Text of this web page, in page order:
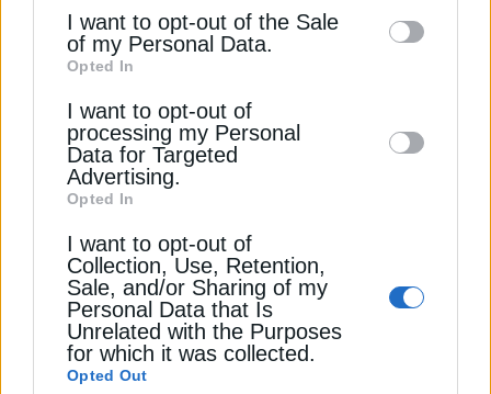
information may also be disclosed by us to
third parties on theIAB’s List of
Downstream Participants
disclose it to other third parties.
I want to opt-out of the Sale
of my Personal Data.
Opted In
I want to opt-out of
processing my Personal
Data for Targeted
Advertising.
Opted In
I want to opt-out of
Collection, Use, Retention,
Sale, and/or Sharing of my
Personal Data that Is
Unrelated with the Purposes
for which it was collected.
Opted Out
23 Ιουλίου 2026
ΥΠΟΔΟΜΕΣ
Αναβαθμίζεται ενεργειακά το κτίριο του
Εθνικού Ιδρύματος Ερευνών
12 Ιουλίου 2024